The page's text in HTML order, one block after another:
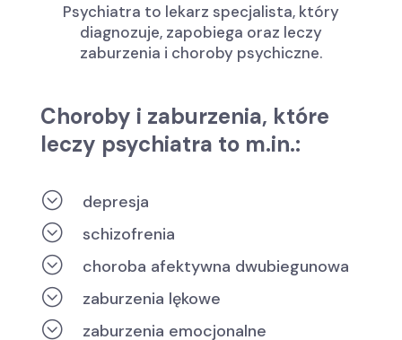
Psychiatra to lekarz specjalista, który
diagnozuje, zapobiega oraz leczy
zaburzenia i choroby psychiczne.
Choroby i zaburzenia, które
leczy psychiatra to m.in.:
; depresja
; schizofrenia
; choroba afektywna dwubiegunowa
; zaburzenia lękowe
; zaburzenia emocjonalne